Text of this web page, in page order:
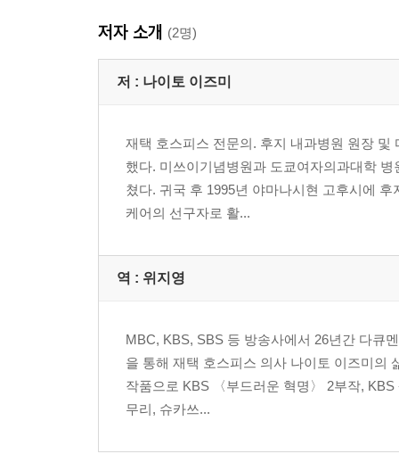
저자 소개 (2명)
저 : 나이토 이즈미
재택 호스피스 전문의. 후지 내과병원 원장
했다. 미쓰이기념병원과 도쿄여자의과대학
쳤다. 귀국 후 1995년 야마나시현 고후시에
케어의 선구자로 활...
역 : 위지영
MBC, KBS, SBS 등 방송사에서 26년간 다큐
을 통해 재택 호스피스 의사 나이토 이즈미의
작품으로 KBS 〈부드러운 혁명〉 2부작,
무리, 슈카쓰...